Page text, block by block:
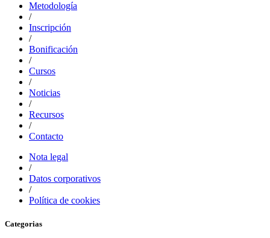
Metodología
/
Inscripción
/
Bonificación
/
Cursos
/
Noticias
/
Recursos
/
Contacto
Nota legal
/
Datos corporativos
/
Política de cookies
Categorias